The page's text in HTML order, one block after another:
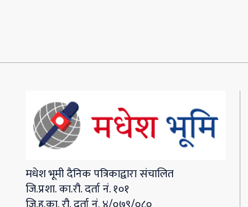
मधेश भूमी दैनिक पत्रिकाद्वारा संचालित
जि.प्रशा. का.रौ. दर्ता नं. १०१